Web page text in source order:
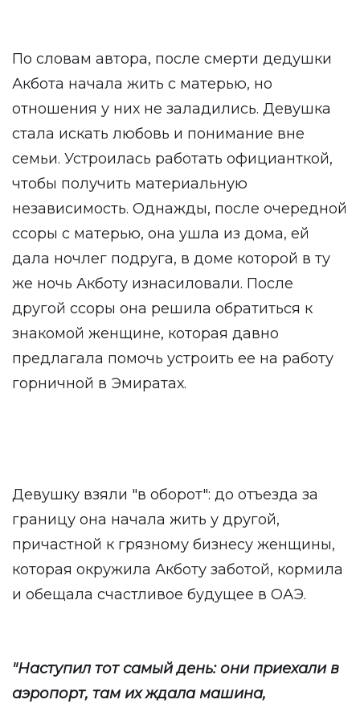
По словам автора, после смерти дедушки
Акбота начала жить с матерью, но
отношения у них не заладились. Девушка
стала искать любовь и понимание вне
семьи. Устроилась работать официанткой,
чтобы получить материальную
независимость. Однажды, после очередной
ссоры с матерью, она ушла из дома, ей
дала ночлег подруга, в доме которой в ту
же ночь Акботу изнасиловали. После
другой ссоры она решила обратиться к
знакомой женщине, которая давно
предлагала помочь устроить ее на работу
горничной в Эмиратах.
Девушку взяли "в оборот": до отъезда за
границу она начала жить у другой,
причастной к грязному бизнесу женщины,
которая окружила Акботу заботой, кормила
и обещала счастливое будущее в ОАЭ.
"Наступил тот самый день: они приехали в
аэропорт, там их ждала машина,